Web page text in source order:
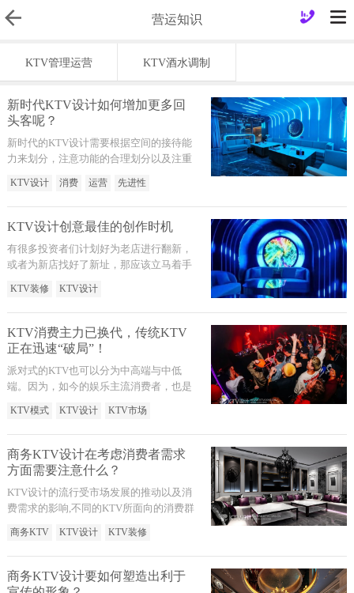
营运知识
KTV管理运营 KTV酒水调制
新时代KTV设计如何增加更多回
头客呢？
新时代的KTV设计需要根据空间的接待能
力来划分，注意功能的合理划分以及注重
KTV设计 消费 运营 先进性
KTV设计创意最佳的创作时机
有很多投资者们计划好为老店进行翻新，
或者为新店找好了新址，那应该立马着手
宜，带到疫情稍一稳定便可破土动工。
KTV装修 KTV设计
KTV消费主力已换代，传统KTV
正在迅速“破局”！
派对式的KTV也可以分为中高端与中低
端。因为，如今的娱乐主流消费者，也是
今天要把KTV的空间和经营模式根据时代
趋势和消费趋势，及时的去调整与优化经
营和发展策略。
KTV模式 KTV设计 KTV市场
商务KTV设计在考虑消费者需求
方面需要注意什么？
KTV设计的流行受市场发展的推动以及消
费需求的影响,不同的KTV所面向的消费群
势良好,在设计过程中,要注意考虑到这些消
费者的需求,设计空间要符合消费者的喜
好。
商务KTV KTV设计 KTV装修
商务KTV设计要如何塑造出利于